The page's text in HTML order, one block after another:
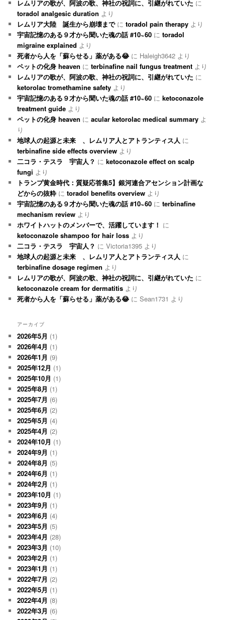
レムリアの歌が、阿波の歌、神社の祝詞に、引継がれていた に
toradol analgesic duration より
レムリア大陸 誕生から崩壊までにtoradol pain therapy より
宇宙記憶のある９才から聞いた魂の話 #10~60 にtoradol
migraine explained より
死者から人を「蘇らせる」薬がある😂 に Haleigh3642 より
ペットの化身 heaven にterbinafine nail fungus treatment より
レムリアの歌が、阿波の歌、神社の祝詞に、引継がれていた に
ketorolac tromethamine safety より
宇宙記憶のある９才から聞いた魂の話 #10~60 にketoconazole
treatment guide より
ペットの化身 heaven にacular ketorolac medical summary よ
り
地球人の起源と未来 、レムリア人とアトランティス人 に
terbinafine side effects overview より
二コラ・テスラ 宇宙人？ にketoconazole effect on scalp
fungi より
トランプ黄金時代：質疑応答集5】銀河連合アセンション計画な
どからの抜粋 にtoradol benefits overview より
宇宙記憶のある９才から聞いた魂の話 #10~60 にterbinafine
mechanism review より
ホワイトハットのメンバーで、活躍しています！ に
ketoconazole shampoo for hair loss より
二コラ・テスラ 宇宙人？ にVictoria1395 より
地球人の起源と未来 、レムリア人とアトランティス人 に
terbinafine dosage regimen より
レムリアの歌が、阿波の歌、神社の祝詞に、引継がれていた に
ketoconazole cream for dermatitis より
死者から人を「蘇らせる」薬がある😂 にSean1731 より
アーカイブ
2026年5月 (1)
2026年4月 (1)
2026年1月 (9)
2025年12月 (1)
2025年10月 (1)
2025年8月 (1)
2025年7月 (6)
2025年6月 (2)
2025年5月 (4)
2025年4月 (2)
2024年10月 (1)
2024年9月 (1)
2024年8月 (5)
2024年6月 (1)
2024年2月 (1)
2023年10月 (1)
2023年9月 (1)
2023年6月 (4)
2023年5月 (5)
2023年4月 (28)
2023年3月 (10)
2023年2月 (1)
2023年1月 (1)
2022年7月 (2)
2022年5月 (1)
2022年4月 (8)
2022年3月 (6)